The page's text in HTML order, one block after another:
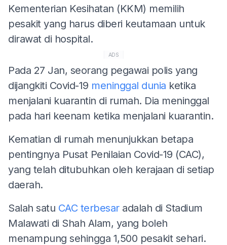
Kementerian Kesihatan (KKM) memilih
pesakit yang harus diberi keutamaan untuk
dirawat di hospital.
ADS
Pada 27 Jan, seorang pegawai polis yang
dijangkiti Covid-19 meninggal dunia ketika
menjalani kuarantin di rumah. Dia meninggal
pada hari keenam ketika menjalani kuarantin.
Kematian di rumah menunjukkan betapa
pentingnya Pusat Penilaian Covid-19 (CAC),
yang telah ditubuhkan oleh kerajaan di setiap
daerah.
Salah satu CAC terbesaradalah di Stadium
Malawati di Shah Alam, yang boleh
menampung sehingga 1,500 pesakit sehari.